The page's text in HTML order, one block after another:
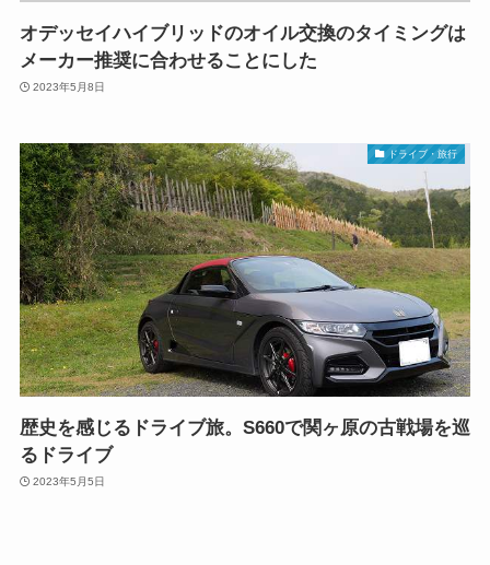
オデッセイハイブリッドのオイル交換のタイミングは
メーカー推奨に合わせることにした
2023年5月8日
ドライブ・旅行
歴史を感じるドライブ旅。S660で関ヶ原の古戦場を巡
るドライブ
2023年5月5日